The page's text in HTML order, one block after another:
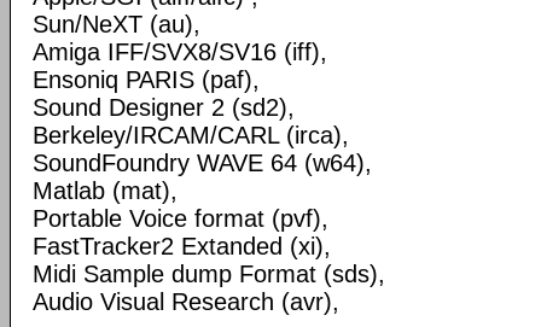
Sun/NeXT (au),
Amiga IFF/SVX8/SV16 (iff),
Ensoniq PARIS (paf),
Sound Designer 2 (sd2),
Berkeley/IRCAM/CARL (irca),
SoundFoundry WAVE 64 (w64),
Matlab (mat),
Portable Voice format (pvf),
FastTracker2 Extanded (xi),
Midi Sample dump Format (sds),
Audio Visual Research (avr),